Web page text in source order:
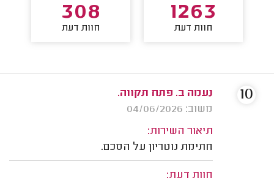
1263
חוות דעת
308
חוות דעת
נעמה ב. פתח תקווה.
משוב: 04/06/2026
תיאור השירות:
חתימת נוטריון על הסכם.
חוות דעת:
10